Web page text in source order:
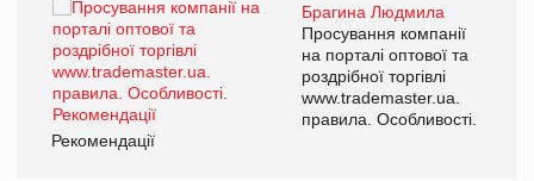
Брагина Людмила
Просування компанії
на порталі оптової та
роздрібної торгівлі
www.trademaster.ua.
правила. Особливості.
Рекомендації